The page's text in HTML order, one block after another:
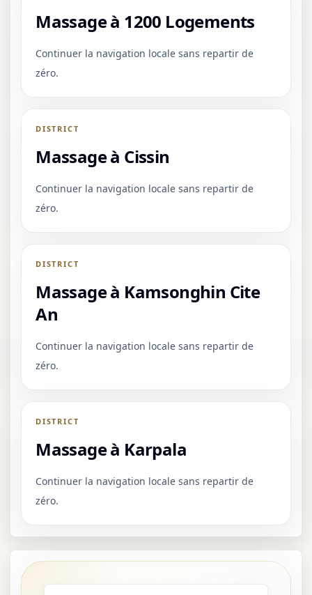
Massage à 1200 Logements
Continuer la navigation locale sans repartir de
zéro.
DISTRICT
Massage à Cissin
Continuer la navigation locale sans repartir de
zéro.
DISTRICT
Massage à Kamsonghin Cite
An
Continuer la navigation locale sans repartir de
zéro.
DISTRICT
Massage à Karpala
Continuer la navigation locale sans repartir de
zéro.